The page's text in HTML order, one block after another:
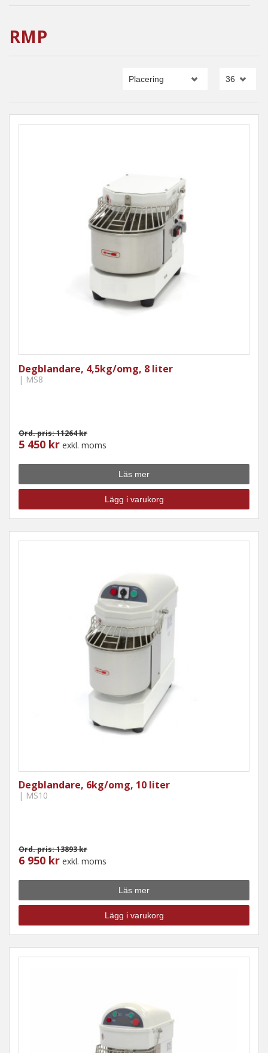
RMP
Degblandare, 4,5kg/omg, 8 liter
| MS8
Ord. pris: 11264 kr
5 450 kr exkl. moms
Läs mer
Lägg i varukorg
Degblandare, 6kg/omg, 10 liter
| MS10
Ord. pris: 13893 kr
6 950 kr exkl. moms
Läs mer
Lägg i varukorg